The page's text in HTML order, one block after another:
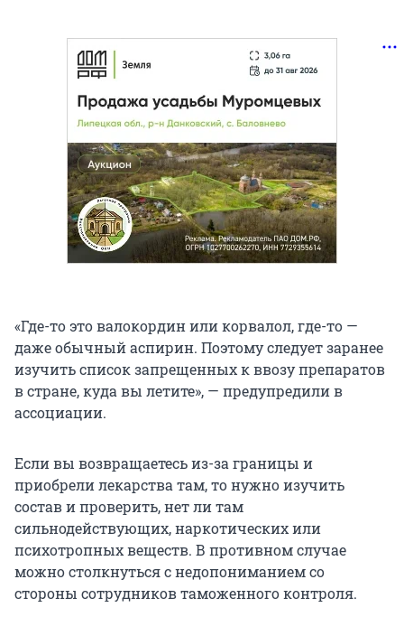
«Где-то это валокордин или корвалол, где-то —
даже обычный аспирин. Поэтому следует заранее
изучить список запрещенных к ввозу препаратов
в стране, куда вы летите», — предупредили в
ассоциации.
Если вы возвращаетесь из-за границы и
приобрели лекарства там, то нужно изучить
состав и проверить, нет ли там
сильнодействующих, наркотических или
психотропных веществ. В противном случае
можно столкнуться с недопониманием со
стороны сотрудников таможенного контроля.